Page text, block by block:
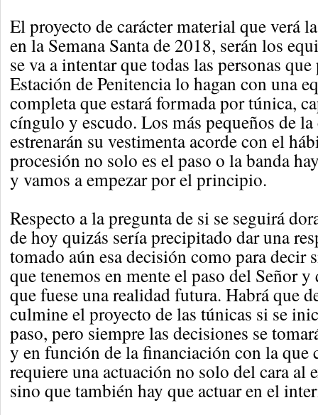
El proyecto de carácter material que verá
en la Semana Santa de 2018, serán los
se va a intentar que todas las personas
Estación de Penitencia lo hagan con una
completa que estará formada por túnica,
cíngulo y escudo. Los más pequeños de
estrenarán su vestimenta acorde con el
procesión no solo es el paso o la banda
y vamos a empezar por el principio.
Respecto a la pregunta de si se seguirá
de hoy quizás sería precipitado dar una
tomado aún esa decisión como para decir
que tenemos en mente el paso del Señor
que fuese una realidad futura. Habrá que
culmine el proyecto de las túnicas si se
paso, pero siempre las decisiones se
y en función de la financiación con la que
requiere una actuación no solo del cara al
sino que también hay que actuar en el